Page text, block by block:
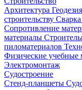
Архитектура Геодезия
строительству Сварка
Сопротивление
материалы
пиломатериалов
Физические учебные
Электромонтаж
Судостроение
Стенд-планшеты